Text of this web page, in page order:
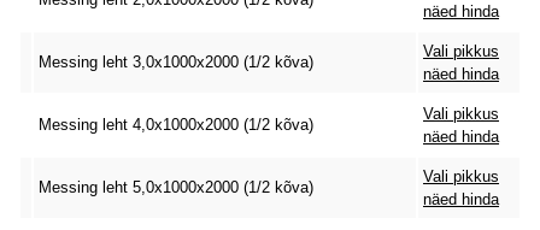
näed hinda
Messing leht 3,0x1000x2000 (1/2 kõva)
Vali pikkus
näed hinda
Messing leht 4,0x1000x2000 (1/2 kõva)
Vali pikkus
näed hinda
Messing leht 5,0x1000x2000 (1/2 kõva)
Vali pikkus
näed hinda